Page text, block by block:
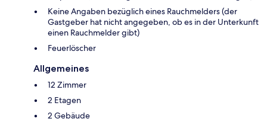
Keine Angaben bezüglich eines Rauchmelders (der
Gastgeber hat nicht angegeben, ob es in der Unterkunft
einen Rauchmelder gibt)
Feuerlöscher
Allgemeines
12 Zimmer
2 Etagen
2 Gebäude